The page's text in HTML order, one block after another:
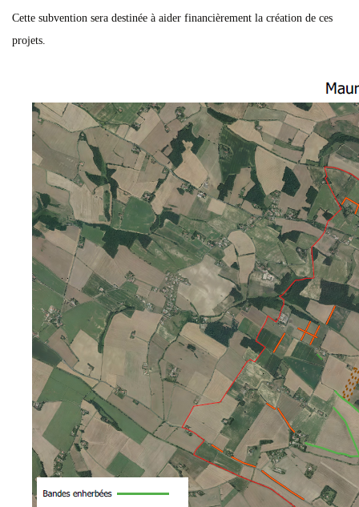
Cette subvention sera destinée à aider financièrement la création de ces
projets.